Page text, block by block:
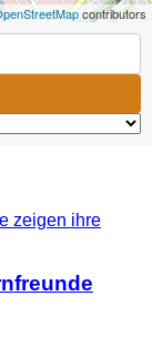
contributors